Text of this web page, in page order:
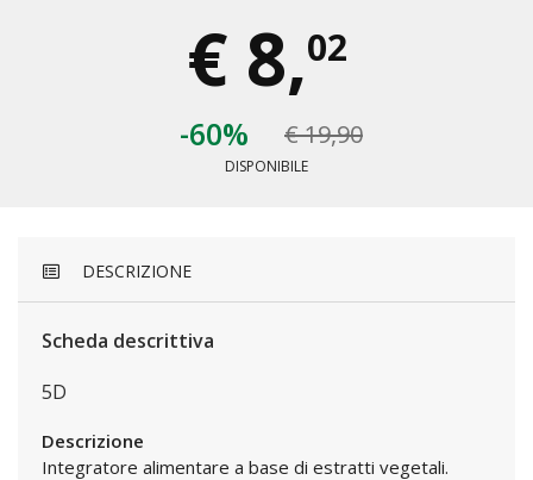
€ 8,02
-60% € 19,90
DISPONIBILE
DESCRIZIONE
Scheda descrittiva
5D
Descrizione
Integratore alimentare a base di estratti vegetali.